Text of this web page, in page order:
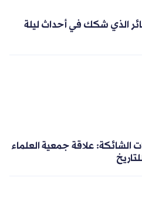
الذي شكك في أحداث ليلة
الشائكة: علاقة جمعية العلماء